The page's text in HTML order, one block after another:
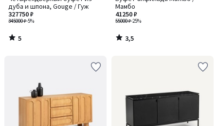
дуба и шпона, Gouge / Гуж
345000 ₽-5%
327750 ₽
5
5
/
Мамбо
55000 ₽-25%
41250 ₽
3,5
/